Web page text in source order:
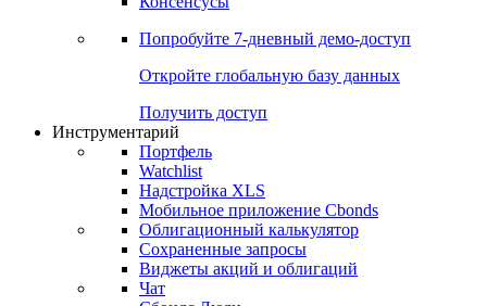
Попробуйте 7-дневный демо-доступ
Откройте глобальную базу данных
Получить доступ
Инструментарий
Портфель
Watchlist
Надстройка XLS
Мобильное приложение Cbonds
Облигационный калькулятор
Сохраненные запросы
Виджеты акций и облигаций
Чат